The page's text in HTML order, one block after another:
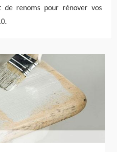
de renoms pour rénover vos